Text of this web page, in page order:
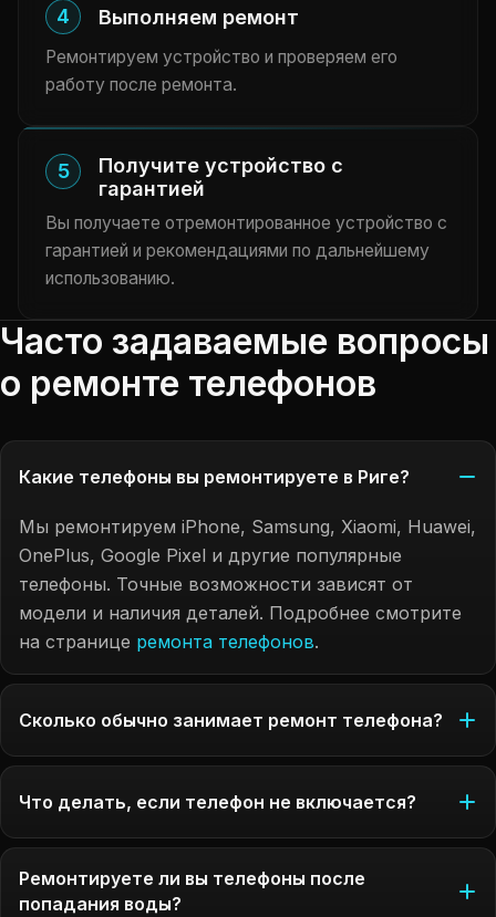
4 Выполняем ремонт
Ремонтируем устройство и проверяем его
работу после ремонта.
5
Получите устройство с
гарантией
Вы получаете отремонтированное устройство с
гарантией и рекомендациями по дальнейшему
использованию.
Часто задаваемые вопросы
о ремонте телефонов
Какие телефоны вы ремонтируете в Риге?
Мы ремонтируем iPhone, Samsung, Xiaomi, Huawei,
OnePlus, Google Pixel и другие популярные
телефоны. Точные возможности зависят от
модели и наличия деталей. Подробнее смотрите
на странице ремонта телефонов.
Сколько обычно занимает ремонт телефона?
Что делать, если телефон не включается?
Ремонтируете ли вы телефоны после
попадания воды?